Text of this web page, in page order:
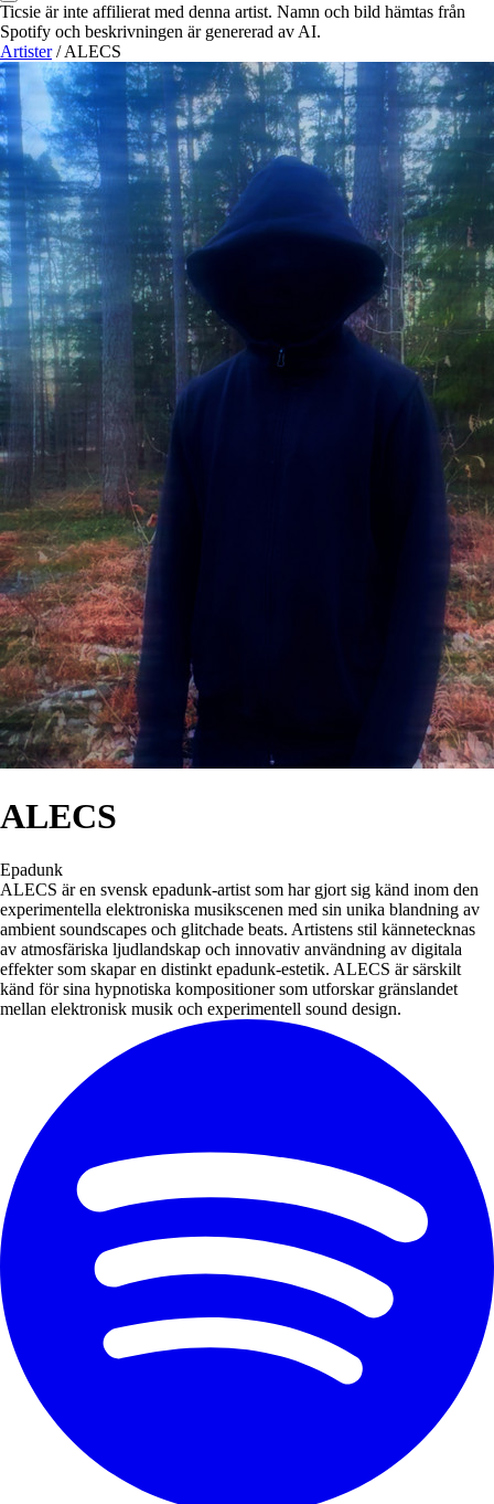
Ticsie är inte affilierat med denna artist. Namn och bild hämtas från
Spotify och beskrivningen är genererad av AI.
Artister / ALECS
ALECS
Epadunk
ALECS är en svensk epadunk-artist som har gjort sig känd inom den
experimentella elektroniska musikscenen med sin unika blandning av
ambient soundscapes och glitchade beats. Artistens stil kännetecknas
av atmosfäriska ljudlandskap och innovativ användning av digitala
effekter som skapar en distinkt epadunk-estetik. ALECS är särskilt
känd för sina hypnotiska kompositioner som utforskar gränslandet
mellan elektronisk musik och experimentell sound design.